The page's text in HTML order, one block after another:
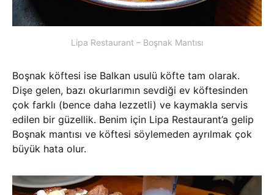
Lipa Restaurant – Boşnak Mantısı
Boşnak köftesi ise Balkan usulü köfte tam olarak.
Dişe gelen, bazı okurlarımın sevdiği ev köftesinden
çok farklı (bence daha lezzetli) ve kaymakla servis
edilen bir güzellik. Benim için Lipa Restaurant’a gelip
Boşnak mantısı ve köftesi söylemeden ayrılmak çok
büyük hata olur.